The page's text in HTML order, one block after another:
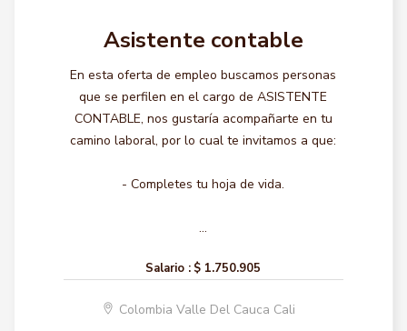
Asistente contable
En esta oferta de empleo buscamos personas
que se perfilen en el cargo de ASISTENTE
CONTABLE, nos gustaría acompañarte en tu
camino laboral, por lo cual te invitamos a que:
- Completes tu hoja de vida.
...
Salario : $ 1.750.905
Colombia Valle Del Cauca Cali